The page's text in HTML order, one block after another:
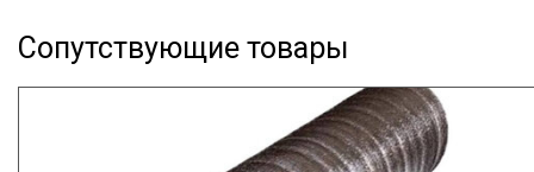
Сопутствующие товары